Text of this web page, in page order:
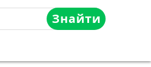
Знайти